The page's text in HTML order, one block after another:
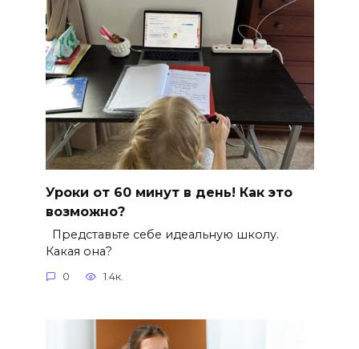
Уроки от 60 минут в день! Как это
возможно?
Представьте себе идеальную школу.
Какая она?
0 1.4к.